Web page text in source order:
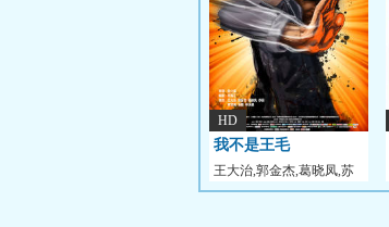
HD
我不是王毛
王大治,郭金杰,葛晓凤,苏
丽